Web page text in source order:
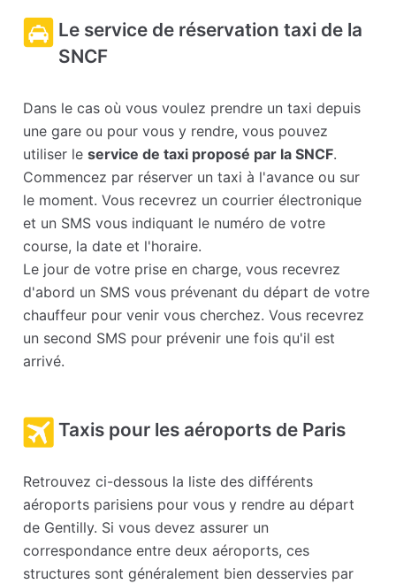
Le service de réservation taxi de la
SNCF
Dans le cas où vous voulez prendre un taxi depuis
une gare ou pour vous y rendre, vous pouvez
utiliser leservice de taxi proposé par la SNCF.
Commencez par réserver un taxi à l'avance ou sur
le moment. Vous recevrez un courrier électronique
et un SMS vous indiquant le numéro de votre
course, la date et l'horaire.
Le jour de votre prise en charge, vous recevrez
d'abord un SMS vous prévenant du départ de votre
chauffeur pour venir vous cherchez. Vous recevrez
un second SMS pour prévenir une fois qu'il est
arrivé.
Taxis pour les aéroports de Paris
Retrouvez ci-dessous la liste des différents
aéroports parisiens pour vous y rendre au départ
de Gentilly. Si vous devez assurer un
correspondance entre deux aéroports, ces
structures sont généralement bien desservies par